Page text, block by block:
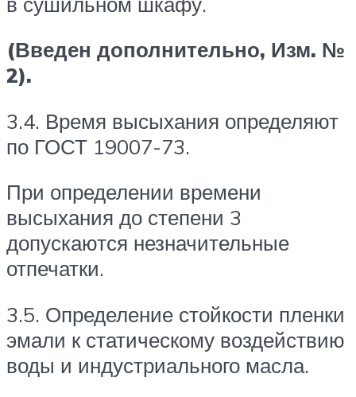
(Введен дополнительно, Изм. №
2).
3.4. Время высыхания определяют
по ГОСТ 19007-73.
При определении времени
высыхания до степени 3
допускаются незначительные
отпечатки.
3.5. Определение стойкости пленки
эмали к статическому воздействию
воды и индустриального масла.